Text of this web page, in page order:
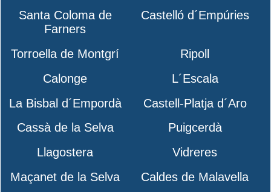
Santa Coloma de
Farners
Castelló d´Empúries
Torroella de Montgrí
Ripoll
Calonge
L´Escala
La Bisbal d´Empordà
Castell-Platja d´Aro
Cassà de la Selva
Puigcerdà
Llagostera
Vidreres
Maçanet de la Selva
Caldes de Malavella